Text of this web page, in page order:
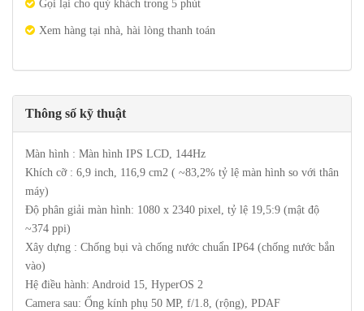
Gọi lại cho quý khách trong 5 phút
Xem hàng tại nhà, hài lòng thanh toán
Thông số kỹ thuật
Màn hình : Màn hình IPS LCD, 144Hz
Khích cỡ : 6,9 inch, 116,9 cm2 ( ~83,2% tỷ lệ màn hình so với thân
máy)
Độ phân giải màn hình: 1080 x 2340 pixel, tỷ lệ 19,5:9 (mật độ
~374 ppi)
Xây dựng : Chống bụi và chống nước chuẩn IP64 (chống nước bắn
vào)
Hệ điều hành: Android 15, HyperOS 2
Camera sau: Ống kính phụ 50 MP, f/1.8, (rộng), PDAF